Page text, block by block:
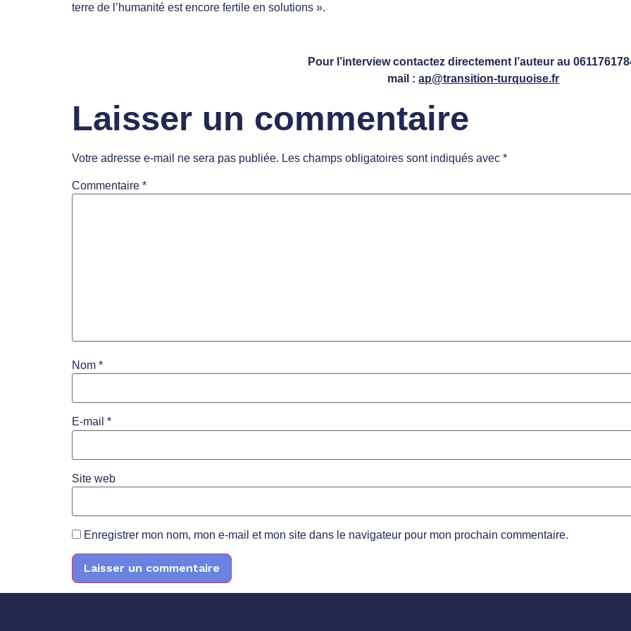
terre de l’humanité est encore fertile en solutions ».
Pour l’interview contactez directement l’auteur au
mail : ap@transition-turquoise.fr
Laisser un commentaire
Votre adresse e-mail ne sera pas publiée. Les champs obligatoires sont indiqués avec *
Commentaire *
Nom *
E-mail *
Site web
Enregistrer mon nom, mon e-mail et mon site dans le navigateur pour mon prochain commentaire.